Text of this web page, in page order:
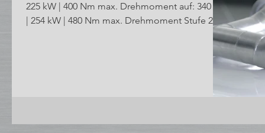
225 kW | 400 Nm max. Drehmoment auf: 340 PS
| 254 kW | 480 Nm max. Drehmoment Stufe 2...